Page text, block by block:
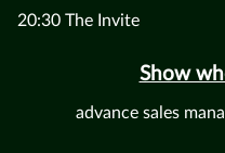
20:30 The Invite
Show
advance sales